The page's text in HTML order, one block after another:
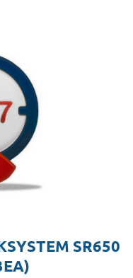
SR650